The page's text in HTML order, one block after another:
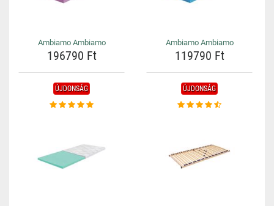
Ambiamo Ambiamo
196790 Ft
Ambiamo Ambiamo
119790 Ft
ÚJDONSÁG ÚJDONSÁG